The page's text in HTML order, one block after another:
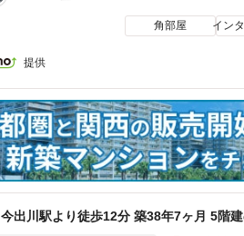
角部屋 イン
提供
今出川駅より徒歩12分 築38年7ヶ月 5階